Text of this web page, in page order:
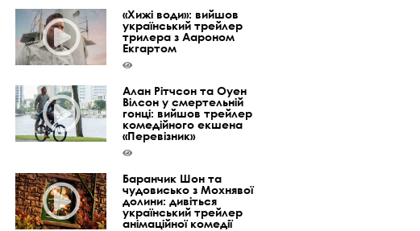
«Хижі води»: вийшов
український трейлер
трилера з Аароном
Екгартом
Алан Рітчсон та Оуен
Вілсон у смертельній
гонці: вийшов трейлер
комедійного екшена
«Перевізник»
Баранчик Шон та
чудовисько з Мохнявої
долини: дивіться
український трейлер
анімаційної комедії